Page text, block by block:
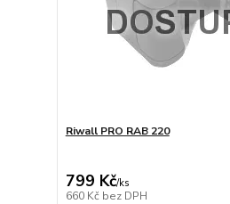
Riwall PRO RAB 220
799 Kč/ks
660 Kč bez DPH